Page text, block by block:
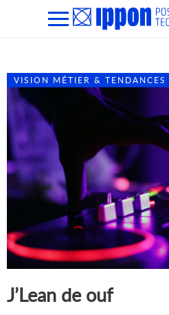
VISION MÉTIER & TENDANCES
J’Lean de ouf